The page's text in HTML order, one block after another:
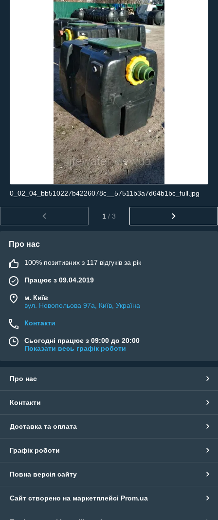
0_02_04_bb510227b4226078c__57511b3a7d64b1bc_full.jpg
1 / 3
Про нас
100% позитивних з 117 відгуків за рік
Працює з 09.04.2019
м. Київ
вул. Новопольова 97а, Київ, Україна
Контакти
Сьогодні працює з 09:00 до 20:00
Показати весь графік роботи
Про нас
Контакти
Доставка та оплата
Графік роботи
Повна версія сайту
Сайт створено на маркетплейсі Prom.ua